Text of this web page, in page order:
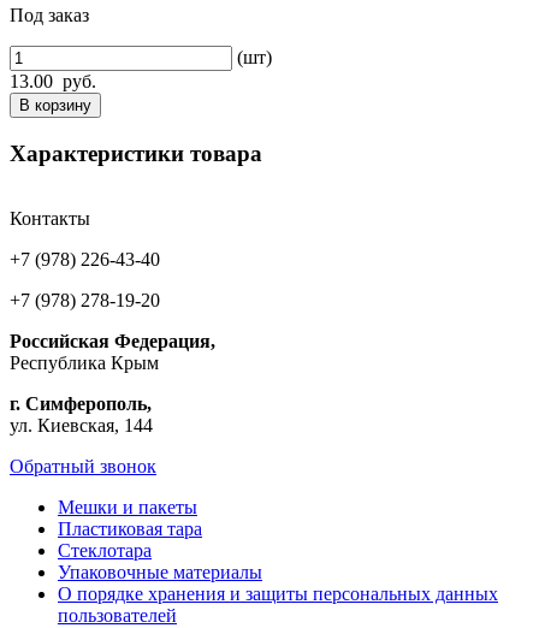
Под заказ
(шт)
13.00 руб.
В корзину
Характеристики товара
Контакты
+7 (978) 226-43-40
+7 (978) 278-19-20
Российская Федерация,
Республика Крым
г. Симферополь,
ул. Киевская, 144
Обратный звонок
Мешки и пакеты
Пластиковая тара
Стеклотара
Упаковочные материалы
О порядке хранения и защиты персональных данных
пользователей